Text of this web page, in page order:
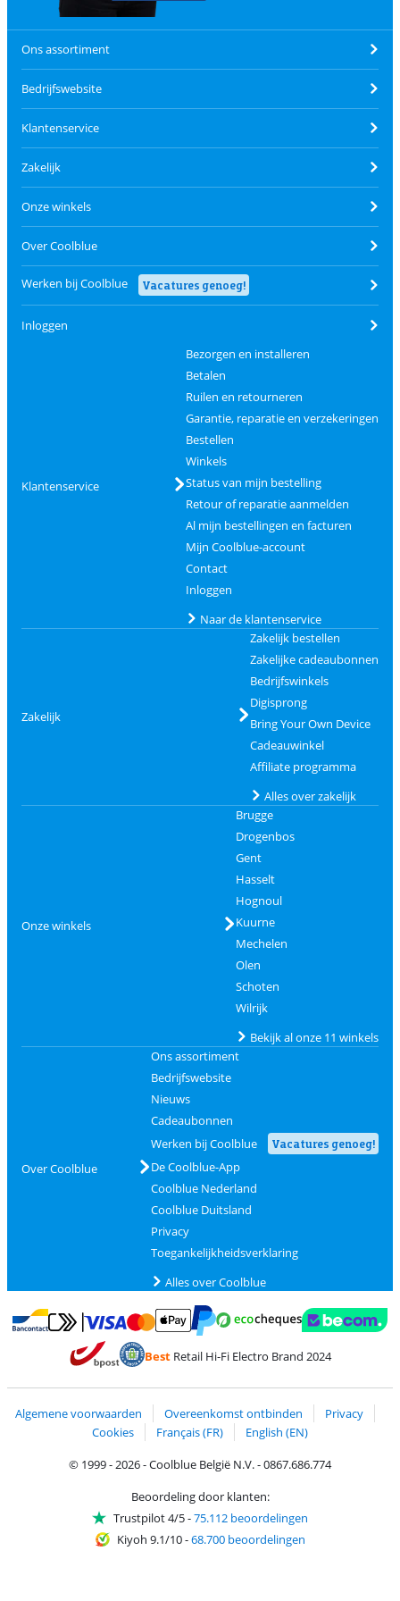
Ons assortiment
Bedrijfswebsite
Klantenservice
Zakelijk
Onze winkels
Over Coolblue
Werken bij Coolblue Vacatures genoeg!
Inloggen
Klantenservice
Bezorgen en installeren
Betalen
Ruilen en retourneren
Garantie, reparatie en verzekeringen
Bestellen
Winkels
Status van mijn bestelling
Retour of reparatie aanmelden
Al mijn bestellingen en facturen
Mijn Coolblue-account
Contact
Inloggen
Naar de klantenservice
Zakelijk
Zakelijk bestellen
Zakelijke cadeaubonnen
Bedrijfswinkels
Digisprong
Bring Your Own Device
Cadeauwinkel
Affiliate programma
Alles over zakelijk
Onze winkels
Brugge
Drogenbos
Gent
Hasselt
Hognoul
Kuurne
Mechelen
Olen
Schoten
Wilrijk
Bekijk al onze 11 winkels
Over Coolblue
Ons assortiment
Bedrijfswebsite
Nieuws
Cadeaubonnen
Werken bij Coolblue
Vacatures genoeg!
De Coolblue-App
Coolblue Nederland
Coolblue Duitsland
Privacy
Toegankelijkheidsverklaring
Alles over Coolblue
Betalen met Bancontact
Betalen met MasterCard en Visa via ClickToPay
Betalen met PayPal
BestRetail Hi-Fi Electro Brand 2024
Algemene voorwaarden Overeenkomst ontbinden
Privacy
Cookies
Français (FR)
English (EN)
© 1999 - 2026 - Coolblue België N.V. - 0867.686.774
Beoordeling door klanten:
Trustpilot 4/5-75.112 beoordelingen
Kiyoh 9.1/10-68.700 beoordelingen